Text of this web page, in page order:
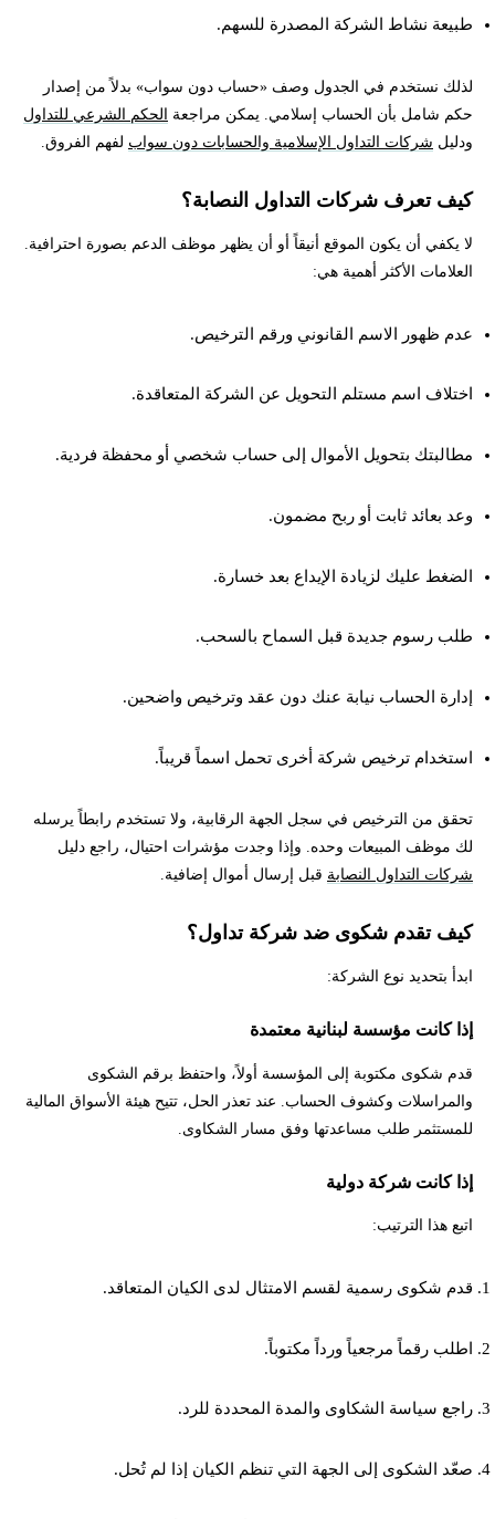
طبيعة نشاط الشركة المصدرة للسهم.
لذلك نستخدم في الجدول وصف «حساب دون سواب» بدلاً من إصدار
حكم شامل بأن الحساب إسلامي. يمكن مراجعة الحكم الشرعي للتداول
ودليل شركات التداول الإسلامية والحسابات دون سواب لفهم الفروق.
كيف تعرف شركات التداول النصابة؟
لا يكفي أن يكون الموقع أنيقاً أو أن يظهر موظف الدعم بصورة احترافية.
العلامات الأكثر أهمية هي:
عدم ظهور الاسم القانوني ورقم الترخيص.
اختلاف اسم مستلم التحويل عن الشركة المتعاقدة.
مطالبتك بتحويل الأموال إلى حساب شخصي أو محفظة فردية.
وعد بعائد ثابت أو ربح مضمون.
الضغط عليك لزيادة الإيداع بعد خسارة.
طلب رسوم جديدة قبل السماح بالسحب.
إدارة الحساب نيابة عنك دون عقد وترخيص واضحين.
استخدام ترخيص شركة أخرى تحمل اسماً قريباً.
تحقق من الترخيص في سجل الجهة الرقابية، ولا تستخدم رابطاً يرسله
لك موظف المبيعات وحده. وإذا وجدت مؤشرات احتيال، راجع دليل
شركات التداول النصابة قبل إرسال أموال إضافية.
كيف تقدم شكوى ضد شركة تداول؟
ابدأ بتحديد نوع الشركة:
إذا كانت مؤسسة لبنانية معتمدة
قدم شكوى مكتوبة إلى المؤسسة أولاً، واحتفظ برقم الشكوى
والمراسلات وكشوف الحساب. عند تعذر الحل، تتيح هيئة الأسواق المالية
للمستثمر طلب مساعدتها وفق مسار الشكاوى.
إذا كانت شركة دولية
اتبع هذا الترتيب:
قدم شكوى رسمية لقسم الامتثال لدى الكيان المتعاقد.
اطلب رقماً مرجعياً ورداً مكتوباً.
راجع سياسة الشكاوى والمدة المحددة للرد.
صعّد الشكوى إلى الجهة التي تنظم الكيان إذا لم تُحل.